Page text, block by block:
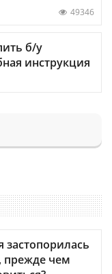
49346
б/у
инструкция
прежде чем